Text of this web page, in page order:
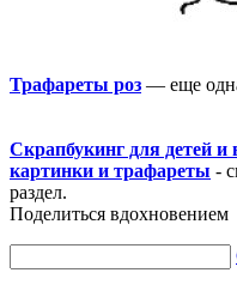
Трафареты роз — еще
Скрапбукинг для детей
картинки и трафареты -
раздел.
Поделиться вдохновением